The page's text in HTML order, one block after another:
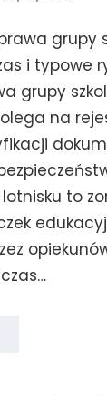
grupy
i typowe
grupy
na
to